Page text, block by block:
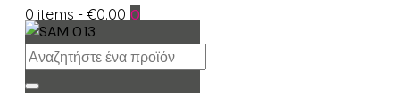
0 items -€0.00 0